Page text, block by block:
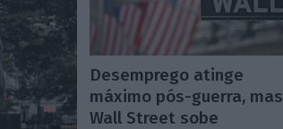
Desemprego atinge
máximo pós-guerra, mas
Wall Street sobe